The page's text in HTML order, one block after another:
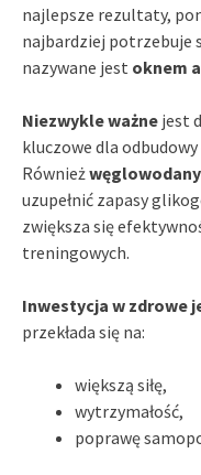
najlepsze rezultaty,
najbardziej potrzebuje
nazywane jest oknem
Niezwykle ważne jest
kluczowe dla
Równieżwęglowodany
uzupełnić zapasy
zwiększa się
treningowych.
Inwestycja w zdrowe
przekłada się na:
większą siłę,
wytrzymałość,
poprawę